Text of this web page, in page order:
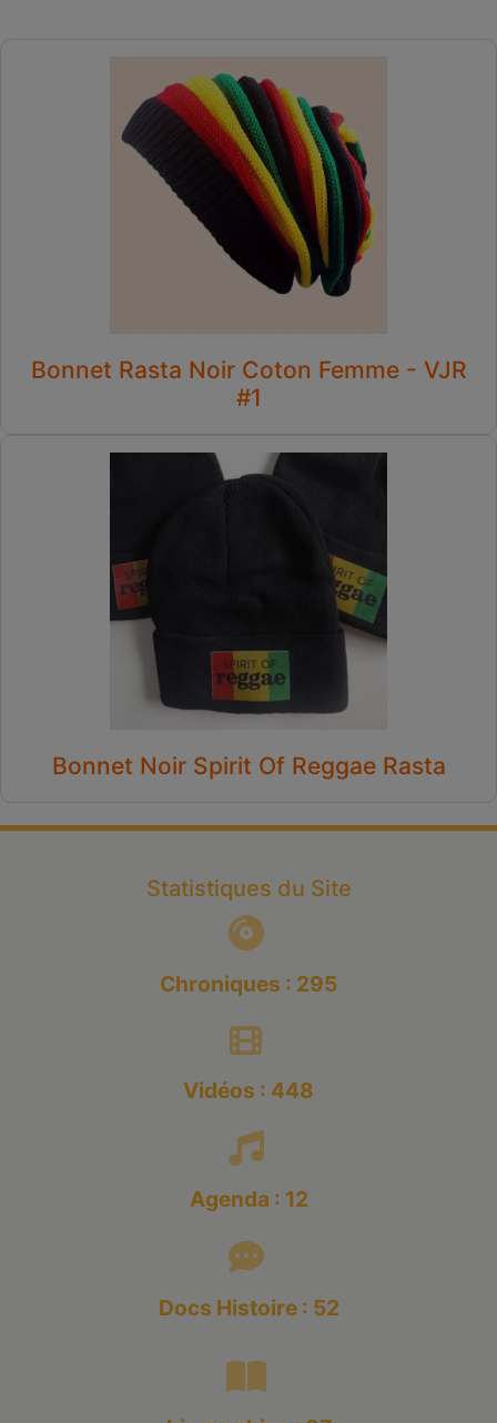
Bonnet Rasta Noir Coton Femme - VJR
#1
Bonnet Noir Spirit Of Reggae Rasta
Statistiques du Site
Chroniques : 295
Vidéos : 448
Agenda : 12
Docs Histoire : 52